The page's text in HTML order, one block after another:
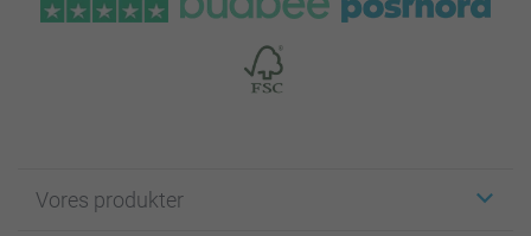
Vores produkter